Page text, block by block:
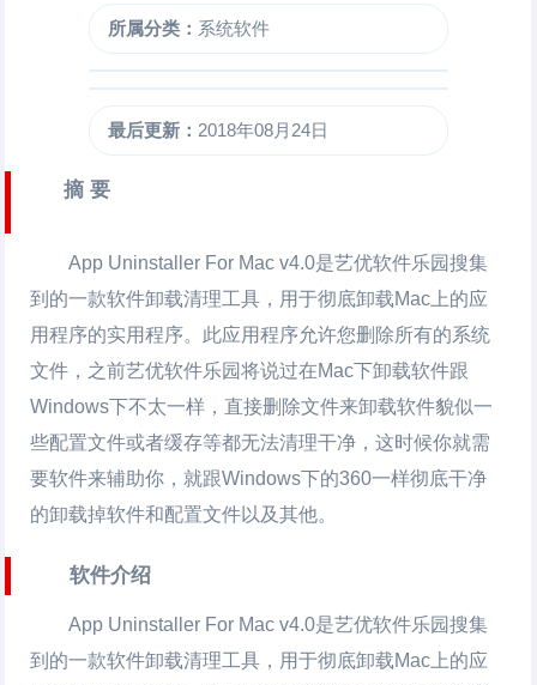
所属分类： 系统软件
最后更新： 2018年08月24日
摘 要
App Uninstaller For Mac v4.0是艺优软件乐园搜集
到的一款软件卸载清理工具，用于彻底卸载Mac上的应
用程序的实用程序。此应用程序允许您删除所有的系统
文件，之前艺优软件乐园将说过在Mac下卸载软件跟
Windows下不太一样，直接删除文件来卸载软件貌似一
些配置文件或者缓存等都无法清理干净，这时候你就需
要软件来辅助你，就跟Windows下的360一样彻底干净
的卸载掉软件和配置文件以及其他。
软件介绍
App Uninstaller For Mac v4.0是艺优软件乐园搜集
到的一款软件卸载清理工具，用于彻底卸载Mac上的应